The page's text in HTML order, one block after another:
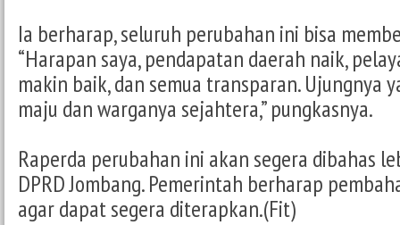
Ia berharap, seluruh perubahan ini bisa
“Harapan saya, pendapatan daerah naik,
makin baik, dan semua transparan. Ujungnya
maju dan warganya sejahtera,” pungkasnya.
Raperda perubahan ini akan segera dibahas
DPRD Jombang. Pemerintah berharap
agar dapat segera diterapkan.(Fit)